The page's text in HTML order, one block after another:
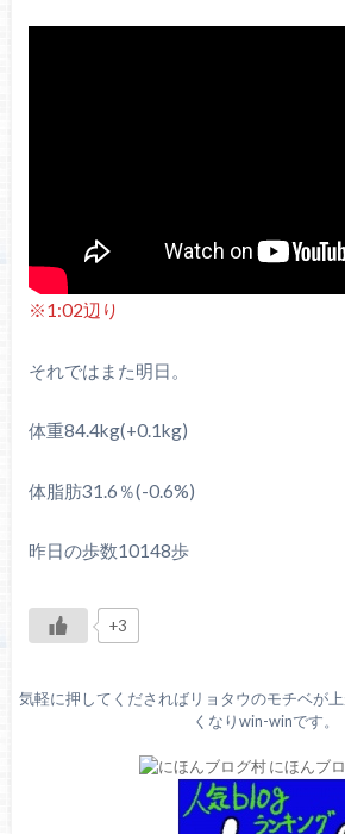
※1:02辺り
それではまた明日。
体重84.4kg(+0.1kg)
体脂肪31.6％(-0.6%)
昨日の歩数10148歩
+3
気軽に押してくださればリョタウのモチベが
くなりwin-winです。